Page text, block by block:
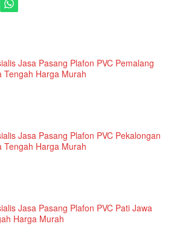
Jasa Pasang Plafon PVC Pemalang
Tengah Harga Murah
Jasa Pasang Plafon PVC Pekalongan
Tengah Harga Murah
Jasa Pasang Plafon PVC Pati Jawa
Harga Murah